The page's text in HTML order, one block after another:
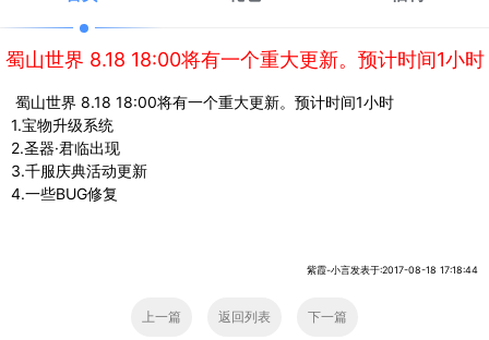
蜀山世界 8.18 18:00将有一个重大更新。预计时间1小时
蜀山世界 8.18 18:00将有一个重大更新。预计时间1小时
1.宝物升级系统
2.圣器·君临出现
3.千服庆典活动更新
4.一些BUG修复
紫霞-小言发表于:2017-08-18 17:18:44
上一篇 返回列表 下一篇